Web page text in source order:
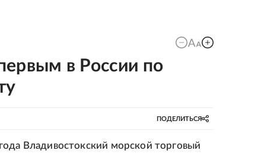
в России по
ПОДЕЛИТЬСЯ
Владивостокский морской торговый